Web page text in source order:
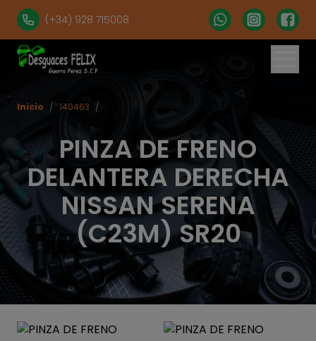
(+34) 928 715008
PINZA DE FRENO
DELANTERA DERECHA
NISSAN SERENA
(C23M) SR20
Inicio / 140463 /